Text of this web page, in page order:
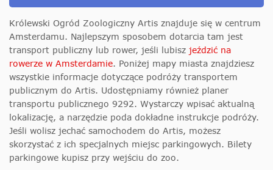
Królewski Ogród Zoologiczny Artis znajduje się w centrum
Amsterdamu. Najlepszym sposobem dotarcia tam jest
transport publiczny lub rower, jeśli lubisz jeździć na
rowerze w Amsterdamie. Poniżej mapy miasta znajdziesz
wszystkie informacje dotyczące podróży transportem
publicznym do Artis. Udostępniamy również planer
transportu publicznego 9292. Wystarczy wpisać aktualną
lokalizację, a narzędzie poda dokładne instrukcje podróży.
Jeśli wolisz jechać samochodem do Artis, możesz
skorzystać z ich specjalnych miejsc parkingowych. Bilety
parkingowe kupisz przy wejściu do zoo.